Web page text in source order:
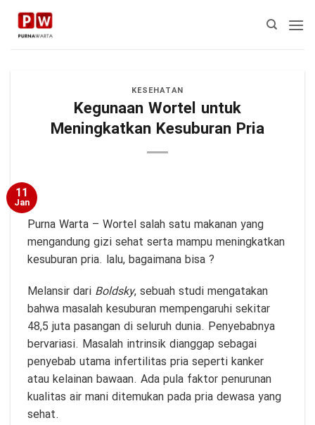
Skip
content
KESEHATAN
Kegunaan Wortel untuk
Meningkatkan Kesuburan Pria
11
Jan
Purna Warta – Wortel salah satu makanan yang
mengandung gizi sehat serta mampu meningkatkan
kesuburan pria. lalu, bagaimana bisa ?
Melansir dari Boldsky, sebuah studi mengatakan
bahwa masalah kesuburan mempengaruhi sekitar
48,5 juta pasangan di seluruh dunia. Penyebabnya
bervariasi. Masalah intrinsik dianggap sebagai
penyebab utama infertilitas pria seperti kanker
atau kelainan bawaan. Ada pula faktor penurunan
kualitas air mani ditemukan pada pria dewasa yang
sehat.